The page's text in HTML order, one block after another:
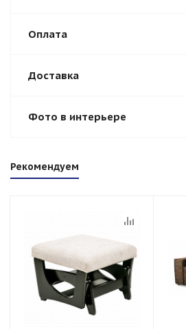
Оплата
Доставка
Фото в интерьере
Рекомендуем